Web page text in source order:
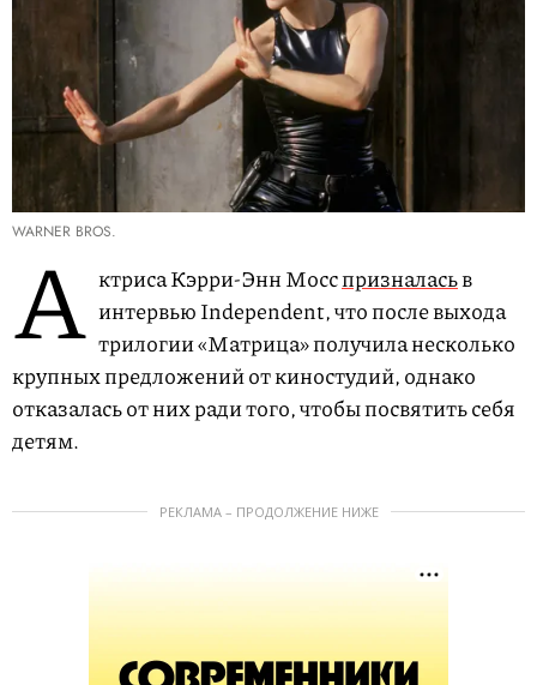
WARNER BROS.
А ктриса Кэрри-Энн Мосспризналасьв
интервью Independent, что после выхода
трилогии «Матрица» получила несколько
крупных предложений от киностудий, однако
отказалась от них ради того, чтобы посвятить себя
детям.
РЕКЛАМА – ПРОДОЛЖЕНИЕ НИЖЕ